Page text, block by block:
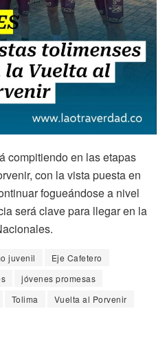
compitiendo en las etapas
con la vista puesta en
fogueándose a nivel
será clave para llegar en la
juvenil
Eje Cafetero
jóvenes promesas
Tolima Vuelta al Porvenir